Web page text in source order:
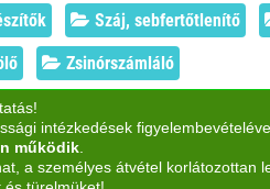
Száj, sebfertőtlenítő
Zsinórszámláló
intézkedések
működik.
a személyes átvétel korlátozottan